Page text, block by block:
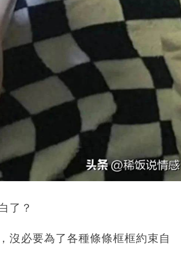
了？
沒必要為了各種條條框框約束自